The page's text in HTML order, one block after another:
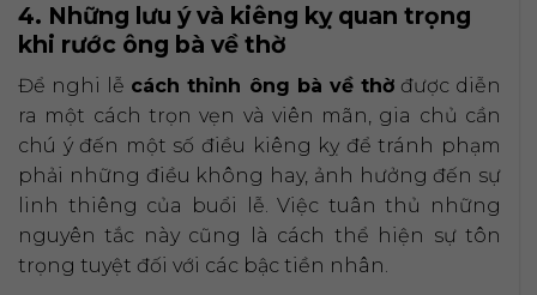
4. Những lưu ý và kiêng kỵ quan trọng
khi rước ông bà về thờ
Để nghi lễ cách thỉnh ông bà về thờđược diễn
ra một cách trọn vẹn và viên mãn, gia chủ cần
chú ý đến một số điều kiêng kỵ để tránh phạm
phải những điều không hay, ảnh hưởng đến sự
linh thiêng của buổi lễ. Việc tuân thủ những
nguyên tắc này cũng là cách thể hiện sự tôn
trọng tuyệt đối với các bậc tiền nhân.